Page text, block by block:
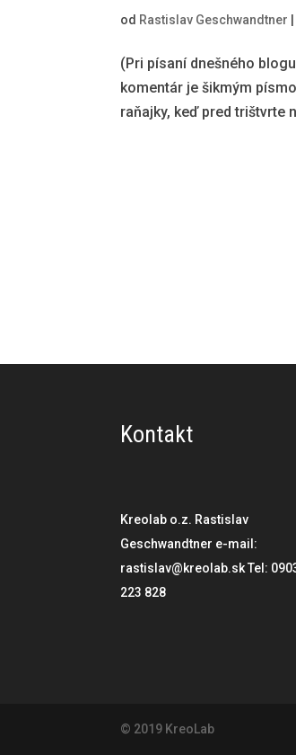
od Rastislav Geschwandtner
(Pri písaní dnešného
komentár je šikmým
raňajky, keď pred trištvrte
Kontakt
Kreolab o.z. Rastislav
Geschwandtner e-mail:
rastislav@kreolab.sk Tel:
223 828
© 2019 KreoLab